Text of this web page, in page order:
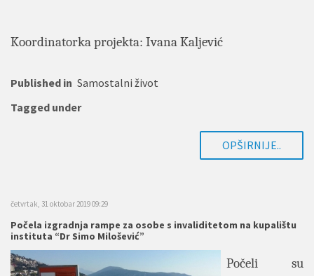
Koordinatorka projekta: Ivana Kaljević
Published in Samostalni život
Tagged under
OPŠIRNIJE..
četvrtak, 31 oktobar 2019 09:29
Počela izgradnja rampe za osobe s invaliditetom na kupalištu
instituta “Dr Simo Milošević”
Počeli su